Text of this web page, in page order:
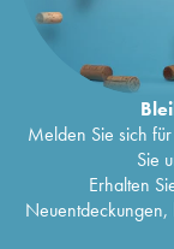
Melden Sie sich
Sie
Erhalten